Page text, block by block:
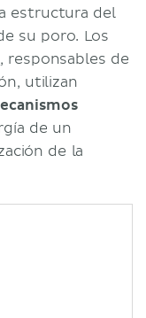
estructura del
su poro. Los
, responsables de
utilizan
de un
de la